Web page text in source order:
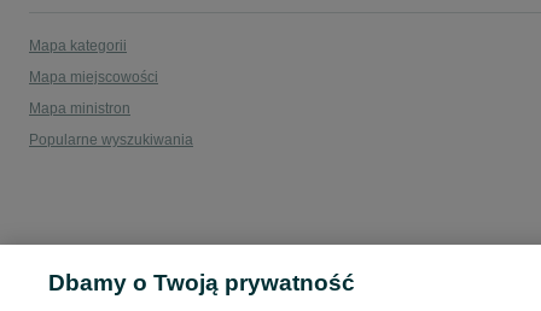
Mapa kategorii
Mapa miejscowości
Mapa ministron
Popularne wyszukiwania
Dbamy o Twoją prywatność